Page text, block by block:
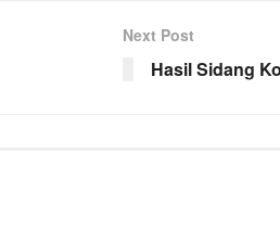
Next Post
Hasil Sidang